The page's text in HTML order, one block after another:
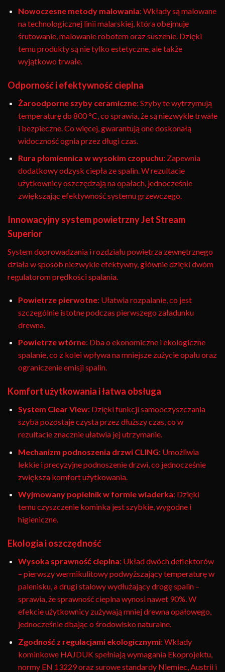
Nowoczesne metody malowania: Wkłady są malowane
na technologicznej linii malarskiej, która obejmuje
śrutowanie, malowanie robotem oraz suszenie. Dzięki
temu produkty są nie tylko estetyczne, ale także
wyjątkowo trwałe.
Odporność i efektywność cieplna
Żaroodporne szyby ceramiczne: Szyby te wytrzymują
temperaturę do 800 °C, co sprawia, że są niezwykle trwałe
i bezpieczne. Co więcej, gwarantują one doskonałą
widoczność ognia przez długi czas.
Rura płomiennica w wysokim czopuchu: Zapewnia
dodatkowy odzysk ciepła ze spalin. W rezultacie
użytkownicy oszczędzają na opałach, jednocześnie
zwiększając efektywność systemu grzewczego.
Innowacyjny system powietrzny Jet Stream
Superior
System doprowadzania i rozdziału powietrza zewnętrznego
działa w sposób niezwykle efektywny, głównie dzięki dwóm
regulatorom prędkości spalania.
Powietrze pierwotne: Ułatwia rozpalanie, co jest
szczególnie istotne podczas pierwszego załadunku
drewna.
Powietrze wtórne: Dba o ekonomiczne i ekologiczne
spalanie, co z kolei wpływa na mniejsze zużycie opału oraz
ograniczenie emisji spalin.
Komfort użytkowania i łatwa obsługa
System Clear View: Dzięki funkcji samooczyszczania
szyba pozostaje czysta przez dłuższy czas, co w
rezultacie znacznie ułatwia jej utrzymanie.
Mechanizm podnoszenia drzwi CLING: Umożliwia
lekkie i precyzyjne podnoszenie drzwi, co jednocześnie
zwiększa komfort użytkowania.
Wyjmowany popielnik w formie wiaderka: Dzięki
temu czyszczenie kominka jest szybkie, wygodne i
higieniczne.
Ekologia i oszczędność
Wysoka sprawność cieplna: Układ dwóch deflektorów
– pierwszy wermikulitowy podwyższający temperaturę w
palenisku, a drugi stalowy wydłużający drogę spalin –
sprawia, że sprawność cieplna wynosi nawet 90%. W
efekcie użytkownicy zużywają mniej drewna opałowego,
jednocześnie dbając o środowisko naturalne.
Zgodność z regulacjami ekologicznymi: Wkłady
kominkowe HAJDUK spełniają wymagania Ekoprojektu,
normy EN 13229 oraz surowe standardy Niemiec, Austrii i